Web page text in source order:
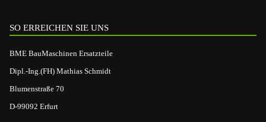
SO ERREICHEN SIE UNS
BME BauMaschinen Ersatzteile
Dipl.-Ing.(FH) Mathias Schmidt
Blumenstraße 70
D-99092 Erfurt